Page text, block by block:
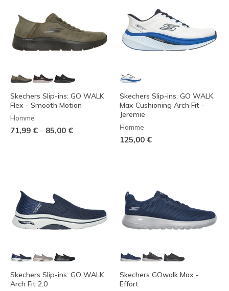
Skechers Slip-ins: GO WALK
Flex - Smooth Motion
Homme
71,99 € - 85,00 €
Skechers Slip-ins: GO WALK
Max Cushioning Arch Fit -
Jeremie
Homme
125,00 €
Skechers Slip-ins: GO WALK
Arch Fit 2.0
Skechers GOwalk Max -
Effort